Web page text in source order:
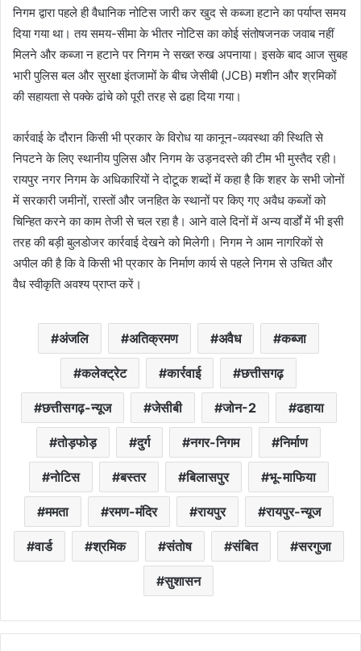
निगम द्वारा पहले ही वैधानिक नोटिस जारी कर खुद से कब्जा हटाने का पर्याप्त समय
दिया गया था। तय समय-सीमा के भीतर नोटिस का कोई संतोषजनक जवाब नहीं
मिलने और कब्जा न हटाने पर निगम ने सख्त रुख अपनाया। इसके बाद आज सुबह
भारी पुलिस बल और सुरक्षा इंतजामों के बीच जेसीबी (JCB) मशीन और श्रमिकों
की सहायता से पक्के ढांचे को पूरी तरह से ढहा दिया गया।
कार्रवाई के दौरान किसी भी प्रकार के विरोध या कानून-व्यवस्था की स्थिति से
निपटने के लिए स्थानीय पुलिस और निगम के उड़नदस्ते की टीम भी मुस्तैद रही।
रायपुर नगर निगम के अधिकारियों ने दोटूक शब्दों में कहा है कि शहर के सभी जोनों
में सरकारी जमीनों, रास्तों और जनहित के स्थानों पर किए गए अवैध कब्जों को
चिन्हित करने का काम तेजी से चल रहा है। आने वाले दिनों में अन्य वार्डों में भी इसी
तरह की बड़ी बुलडोजर कार्रवाई देखने को मिलेगी। निगम ने आम नागरिकों से
अपील की है कि वे किसी भी प्रकार के निर्माण कार्य से पहले निगम से उचित और
वैध स्वीकृति अवश्य प्राप्त करें।
अंजलि अतिक्रमण अवैध कब्जा
कलेक्ट्रेट कार्रवाई छत्तीसगढ़
छत्तीसगढ़-न्यूज जेसीबी जोन-2 ढहाया
तोड़फोड़ दुर्ग नगर-निगम निर्माण
नोटिस बस्तर बिलासपुर भू-माफिया
ममता रमण-मंदिर रायपुर रायपुर-न्यूज
वार्ड श्रमिक संतोष संबित सरगुजा
सुशासन